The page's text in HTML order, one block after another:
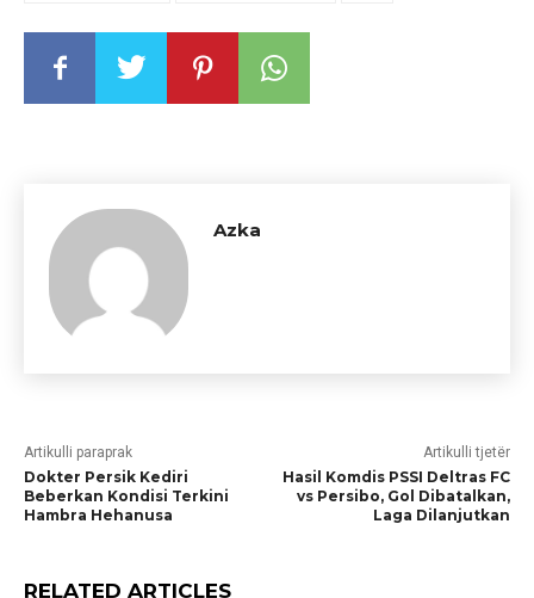
Azka
Artikulli paraprak
Dokter Persik Kediri
Beberkan Kondisi Terkini
Hambra Hehanusa
Artikulli tjetër
Hasil Komdis PSSI Deltras FC
vs Persibo, Gol Dibatalkan,
Laga Dilanjutkan
RELATED ARTICLES